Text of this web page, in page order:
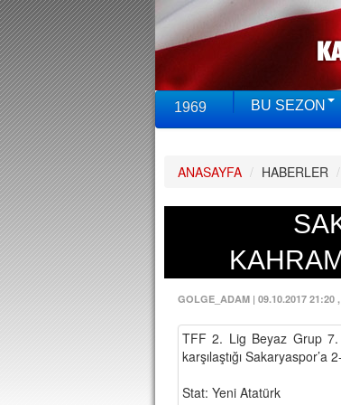
1969 BU SEZON
ANASAYFA / HABERLER /
GOLGE_ADAM | 09.10.2017 21:20
TFF 2. Lig Beyaz Grup 7.
karşılaştığı
Stat: Yeni Atatürk